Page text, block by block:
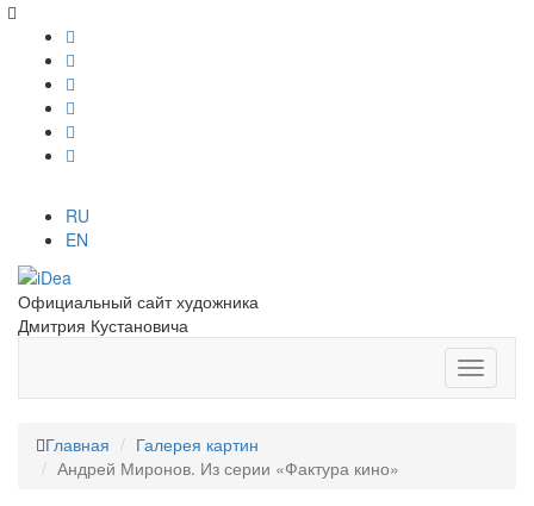
RU
EN
Официальный сайт художника
Дмитрия Кустановича
Главная
Галерея картин
Андрей Миронов. Из серии «Фактура кино»